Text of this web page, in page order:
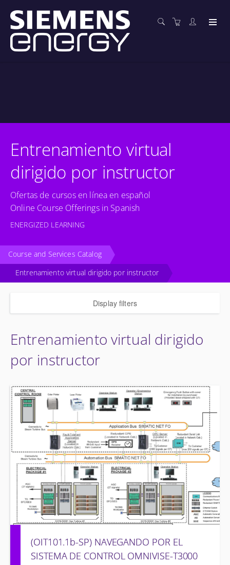
Entrenamiento virtual
dirigido por instructor
Ofertas de cursos en línea en español
Online Course Offerings in Spanish
ENERGIZED LEARNING
Course and Services Catalog
Entrenamiento virtual dirigido por instructor
Display filters
Entrenamiento virtual dirigido
por instructor
(OIT101.1b-SP) NAVEGANDO POR EL
SISTEMA DE CONTROL OMNIVISE-T3000